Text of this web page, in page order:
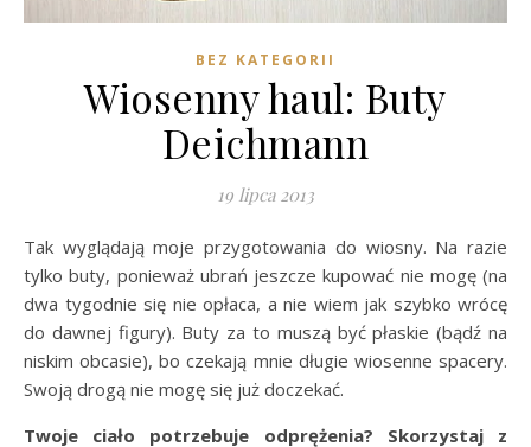
BEZ KATEGORII
Wiosenny haul: Buty
Deichmann
19 lipca 2013
Tak wyglądają moje przygotowania do wiosny. Na razie
tylko buty, ponieważ ubrań jeszcze kupować nie mogę (na
dwa tygodnie się nie opłaca, a nie wiem jak szybko wrócę
do dawnej figury). Buty za to muszą być płaskie (bądź na
niskim obcasie), bo czekają mnie długie wiosenne spacery.
Swoją drogą nie mogę się już doczekać.
Twoje ciało potrzebuje odprężenia? Skorzystaj z